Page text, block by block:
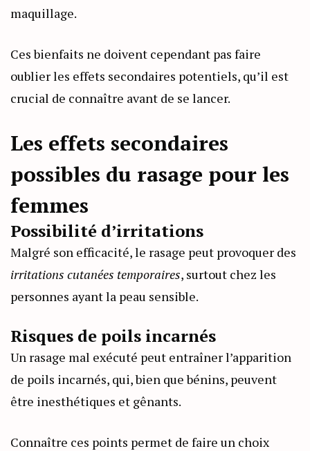
maquillage.
Ces bienfaits ne doivent cependant pas faire
oublier les effets secondaires potentiels, qu’il est
crucial de connaître avant de se lancer.
Les effets secondaires
possibles du rasage pour les
femmes
Possibilité d’irritations
Malgré son efficacité, le rasage peut provoquer des
irritations cutanées temporaires, surtout chez les
personnes ayant la peau sensible.
Risques de poils incarnés
Un rasage mal exécuté peut entraîner l’apparition
de poils incarnés, qui, bien que bénins, peuvent
être inesthétiques et gênants.
Connaître ces points permet de faire un choix